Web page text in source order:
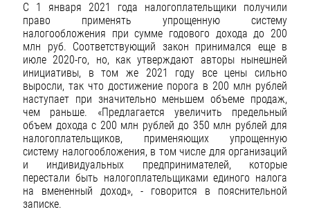
С 1 января 2021 года налогоплательщики получили
право применять упрощенную систему
налогообложения при сумме годового дохода до 200
млн руб. Соответствующий закон принимался еще в
июле 2020-го, но, как утверждают авторы нынешней
инициативы, в том же 2021 году все цены сильно
выросли, так что достижение порога в 200 млн рублей
наступает при значительно меньшем объеме продаж,
чем раньше. «Предлагается увеличить предельный
объем дохода с 200 млн рублей до 350 млн рублей для
налогоплательщиков, применяющих упрощенную
систему налогообложения, в том числе для организаций
и индивидуальных предпринимателей, которые
перестали быть налогоплательщиками единого налога
на вмененный доход», - говорится в пояснительной
записке.